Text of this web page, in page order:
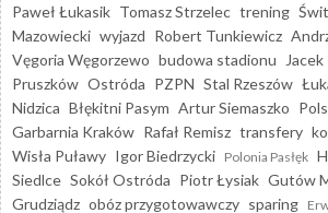
Paweł Łukasik Tomasz Strzelec trening
Mazowiecki wyjazd Robert Tunkiewicz
Vęgoria Węgorzewo budowa stadionu
Pruszków Ostróda PZPN Stal Rzeszów
Nidzica Błękitni Pasym Artur Siemaszko
Garbarnia Kraków Rafał Remisz transfery
Wisła Puławy Igor Biedrzycki Polonia Pasłęk
Siedlce Sokół Ostróda Piotr Łysiak Gutów
Grudziądz obóz przygotowawczy sparing